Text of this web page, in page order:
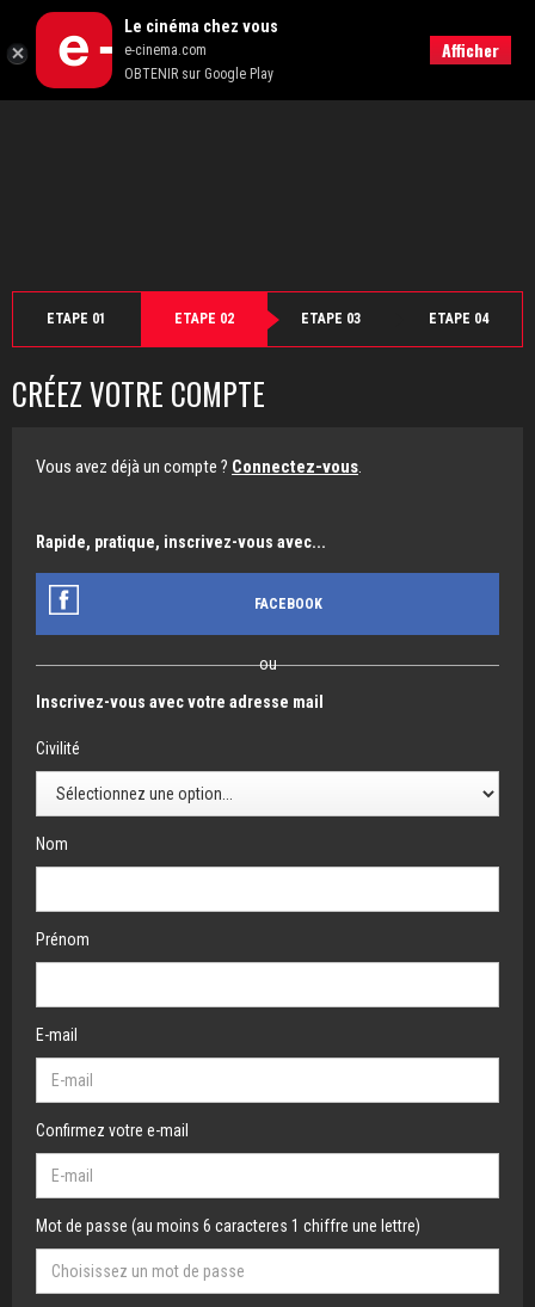
ETAPE 01 ETAPE 02 ETAPE 03 ETAPE 04
CRÉEZ VOTRE COMPTE
Vous avez déjà un compte ? Connectez-vous.
Rapide, pratique, inscrivez-vous avec...
FACEBOOK
ou
Inscrivez-vous avec votre adresse mail
Civilité
Nom
Prénom
E-mail
Confirmez votre e-mail
Mot de passe (au moins 6 caracteres 1 chiffre une lettre)
Retour Le cinéma chez vous
e-cinema.com
OBTENIR sur Google Play
Afficher